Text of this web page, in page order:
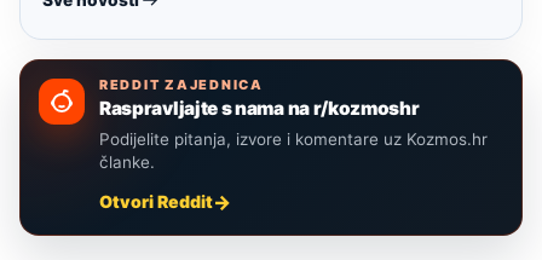
REDDIT ZAJEDNICA
Raspravljajte s nama na r/kozmoshr
Podijelite pitanja, izvore i komentare uz Kozmos.hr
članke.
Otvori Reddit